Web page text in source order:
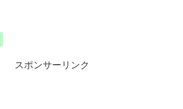
スポンサーリンク